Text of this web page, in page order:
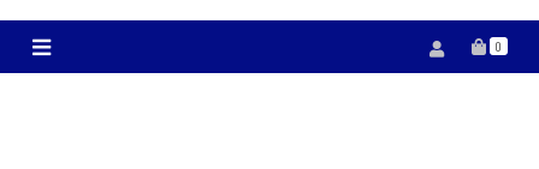
0